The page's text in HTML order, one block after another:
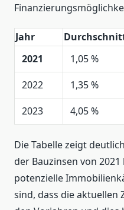
Jahr
2021
1,05 %
2022
1,35 %
2023
4,05 %
Die Tabelle zeigt
der Bauzinsen von 2021
potenzielle
sind, dass die aktuellen